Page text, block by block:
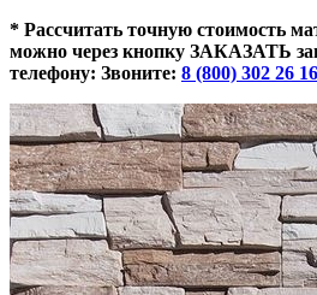
* Рассчитать точную стоимость
можно через кнопку ЗАКАЗАТЬ
телефону: Звоните: 8 (800) 302 26 16